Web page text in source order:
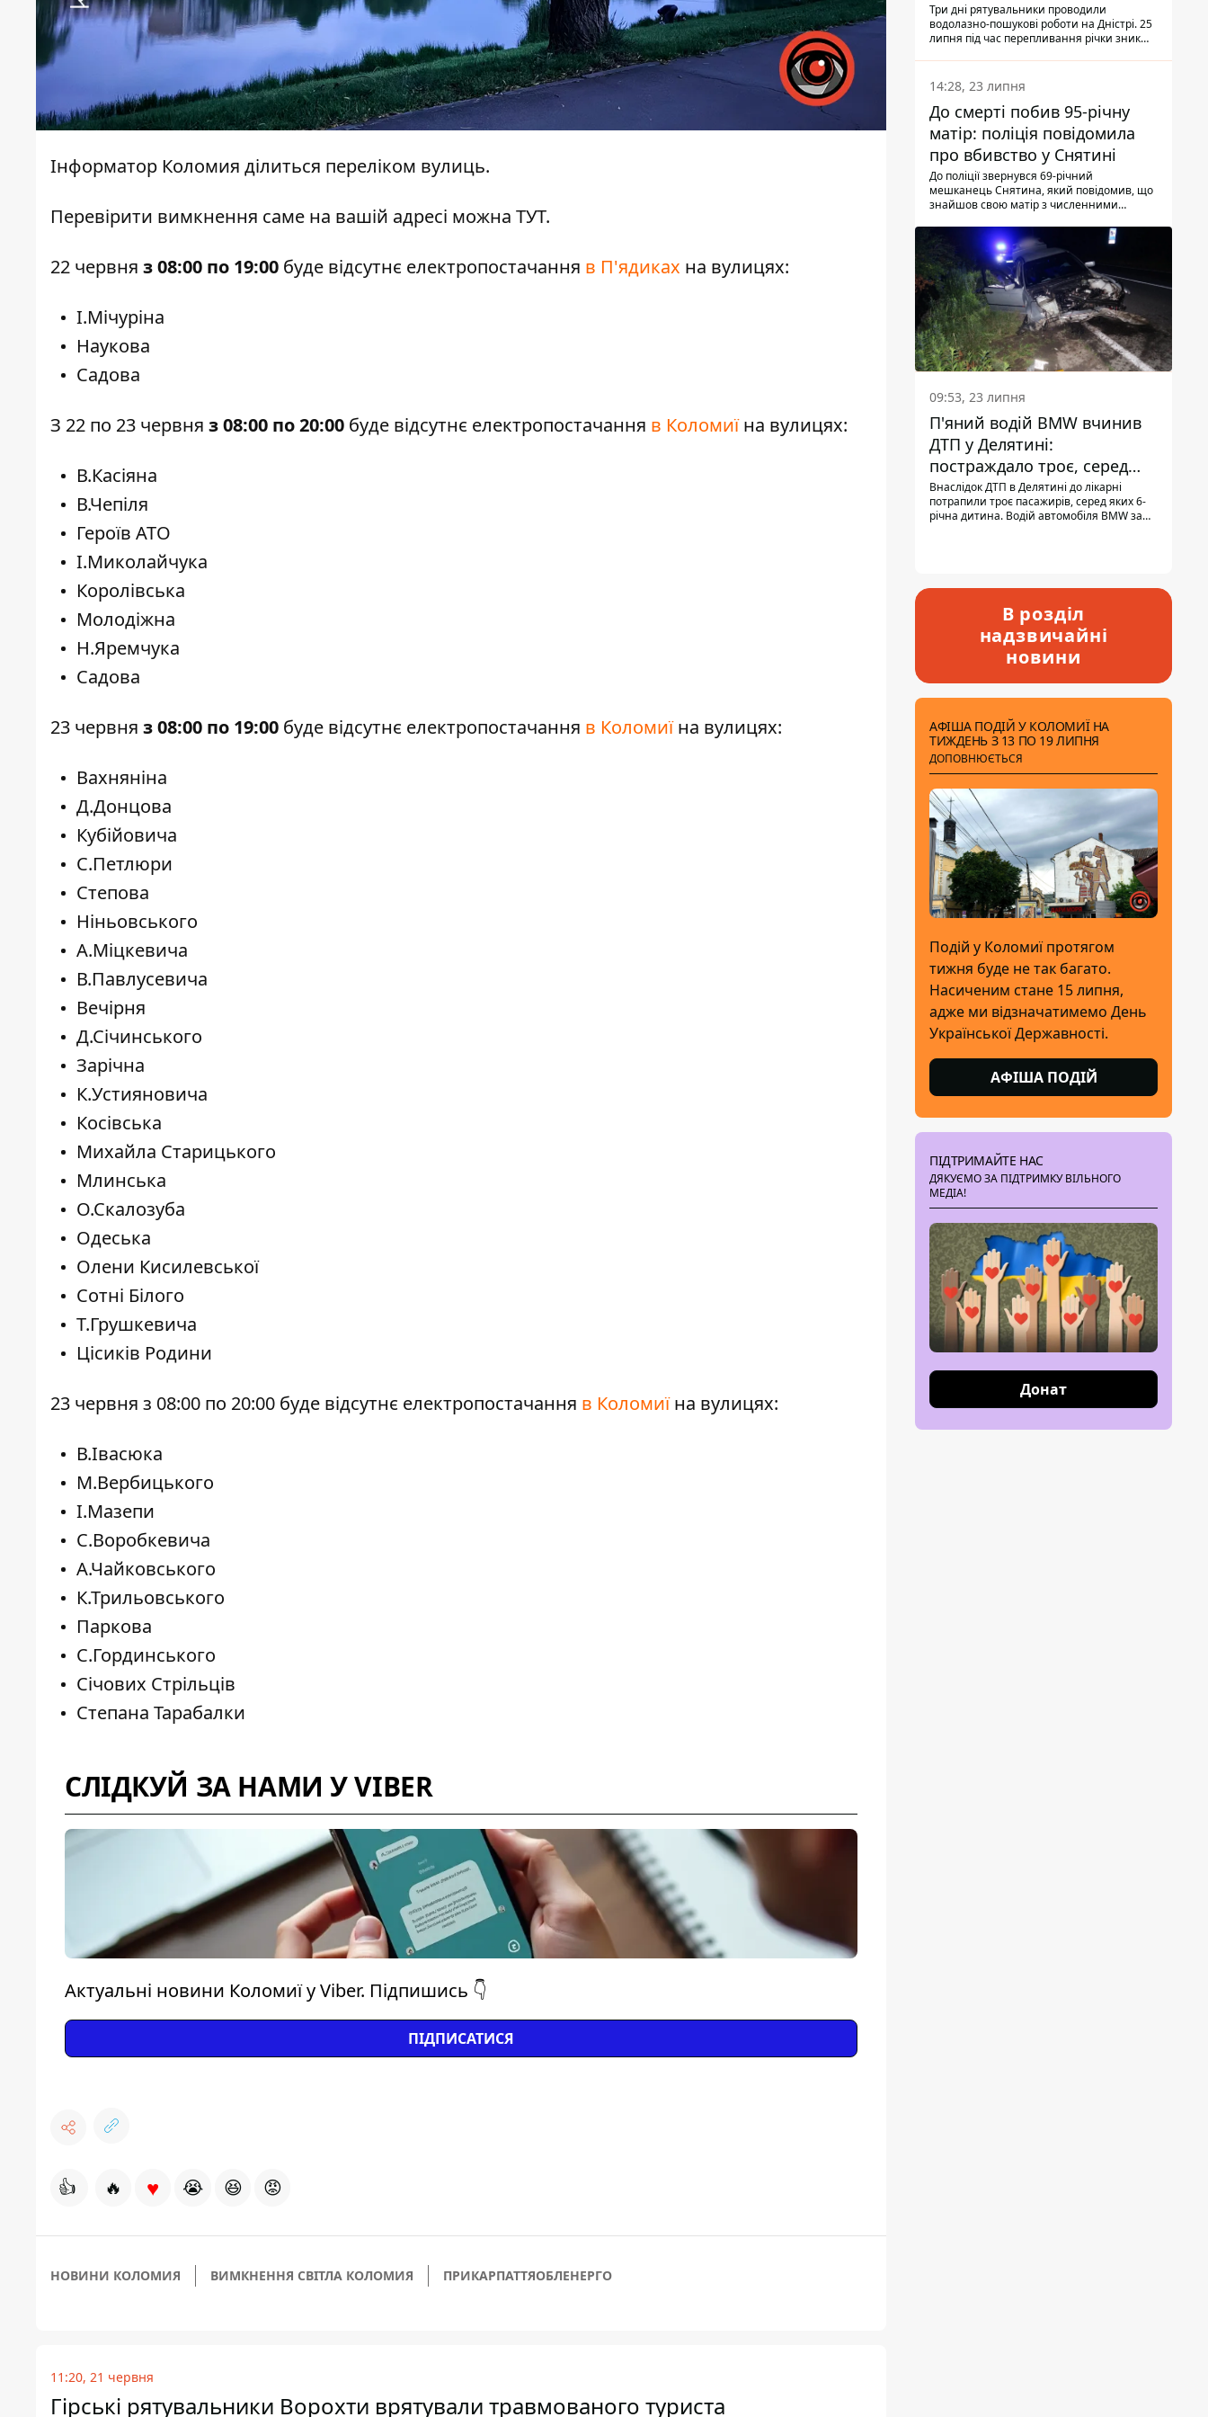
Інформатор Коломия ділиться переліком вулиць.
Перевірити вимкнення саме на вашій адресі можна ТУТ.
22 червня з 08:00 по 19:00 буде відсутнє електропостачання в П'ядиках на вулицях:
І.Мічуріна
Наукова
Садова
З 22 по 23 червня з 08:00 по 20:00 буде відсутнє електропостачання в Коломиїна вулицях:
В.Касіяна
В.Чепіля
Героїв АТО
І.Миколайчука
Королівська
Молодіжна
Н.Яремчука
Садова
23 червня з 08:00 по 19:00 буде відсутнє електропостачання в Коломиїна вулицях:
Вахняніна
Д.Донцова
Кубійовича
С.Петлюри
Степова
Ніньовського
А.Міцкевича
В.Павлусевича
Вечірня
Д.Січинського
Зарічна
К.Устияновича
Косівська
Михайла Старицького
Млинська
О.Скалозуба
Одеська
Олени Кисилевської
Сотні Білого
Т.Грушкевича
Цісиків Родини
23 червня з 08:00 по 20:00 буде відсутнє електропостачання в Коломиїна вулицях:
В.Івасюка
М.Вербицького
І.Мазепи
С.Воробкевича
А.Чайковського
К.Трильовського
Паркова
С.Гординського
Січових Стрільців
Степана Тарабалки
СЛІДКУЙ ЗА НАМИ У VIBER
Актуальні новини Коломиї у Viber. Підпишись 👇
ПІДПИСАТИСЯ
👍 🔥 ♥ 😭 😆 😡
НОВИНИ КОЛОМИЯ ВИМКНЕННЯ СВІТЛА КОЛОМИЯ ПРИКАРПАТТЯОБЛЕНЕРГО
11:20, 21 червня
Гірські рятувальники Ворохти врятували травмованого туриста
Три дні рятувальники проводили
водолазно-пошукові роботи на Дністрі. 25
липня під час перепливання річки зник
виявили тіло.
14:28, 23 липня
До смерті побив 95-річну
матір: поліція повідомила
про вбивство у Снятині
До поліції звернувся 69-річний
мешканець Снятина, який повідомив, що
знайшов свою матір з численними
з'ясували правоохоронці, ці травми жінці
наніс її син.
09:53, 23 липня
П'яний водій BMW вчинив
ДТП у Делятині:
постраждало троє, серед
них - дитина
Внаслідок ДТП в Делятині до лікарні
потрапили троє пасажирів, серед яких 6-
річна дитина. Водій автомобіля BMW за
В розділ
надзвичайні
новини
АФІША ПОДІЙ У КОЛОМИЇ НА
ТИЖДЕНЬ З 13 ПО 19 ЛИПНЯ
ДОПОВНЮЄТЬСЯ
Подій у Коломиї протягом
тижня буде не так багато.
Насиченим стане 15 липня,
адже ми відзначатимемо День
Української Державності.
АФІША ПОДІЙ
ПІДТРИМАЙТЕ НАС
ДЯКУЄМО ЗА ПІДТРИМКУ ВІЛЬНОГО
МЕДІА!
Донат